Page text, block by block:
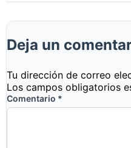
Deja un
Tu dirección de correo
Los campos obligatorios
Comentario *